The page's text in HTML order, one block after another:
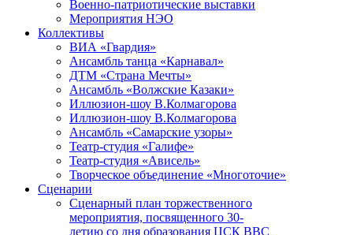
Военно-патриотические выставки
Мероприятия НЭО
Коллективы
ВИА «Гвардия»
Ансамбль танца «Карнавал»
ДТМ «Страна Мечты»
Ансамбль «Волжские Казаки»
Иллюзион-шоу В.Колмагорова
Иллюзион-шоу В.Колмагорова
Ансамбль «Самарские узоры»
Театр-студия «Галифе»
Театр-студия «Ависель»
Творческое объединение «Многоточие»
Сценарии
Сценарный план торжественного
мероприятия, посвященного 30-
летию со дня образования ЦСК ВВС